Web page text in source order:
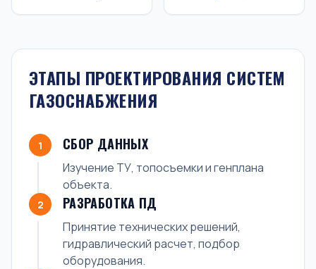
ЭТАПЫ ПРОЕКТИРОВАНИЯ СИСТЕМ
ГАЗОСНАБЖЕНИЯ
1 СБОР ДАННЫХ
Изучение ТУ, топосъемки и генплана
объекта.
2 РАЗРАБОТКА ПД
Принятие технических решений,
гидравлический расчет, подбор
оборудования.